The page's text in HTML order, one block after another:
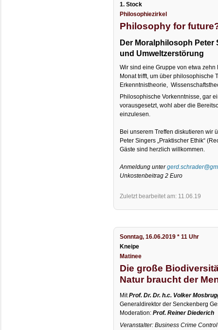
1. Stock
Philosophiezirkel
Philosophy for
Der Moralphilosoph Peter
und Umweltzerstörung
Wir sind eine Gruppe von etwa
Monat trifft, um über philosophische
Erkenntnistheorie,
Philosophische Vorkenntnisse, gar
vorausgesetzt, wohl aber die
einzulesen.
Bei unserem Treffen diskutieren wir
Peter Singers „Praktischer Ethik“
Gäste sind herzlich willkommen.
Anmeldung unter
Unkostenbeitrag 2 Euro
Zuletzt bearbeitet am: 11.06.19
Sonntag, 16.06.2019 * 11 Uhr
Kneipe
Matinee
Die große
Natur braucht der
MitProf. Dr. Dr. h.c. Volker
Generaldirektor der Senckenberg
Moderation: Prof. Reiner Diederich
Veranstalter: Business Crime